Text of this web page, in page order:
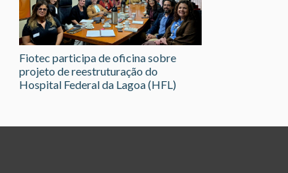
Fiotec participa de oficina sobre
projeto de reestruturação do
Hospital Federal da Lagoa (HFL)